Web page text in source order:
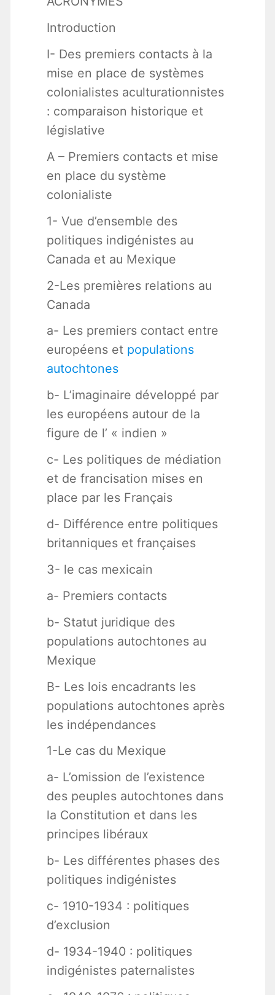
Introduction
I- Des premiers contacts à la
mise en place de systèmes
colonialistes aculturationnistes
: comparaison historique et
législative
A – Premiers contacts et mise
en place du système
colonialiste
1- Vue d’ensemble des
politiques indigénistes au
Canada et au Mexique
2-Les premières relations au
Canada
a- Les premiers contact entre
européens et populations
autochtones
b- L’imaginaire développé par
les européens autour de la
figure de l’ « indien »
c- Les politiques de médiation
et de francisation mises en
place par les Français
d- Différence entre politiques
britanniques et françaises
3- le cas mexicain
a- Premiers contacts
b- Statut juridique des
populations autochtones au
Mexique
B- Les lois encadrants les
populations autochtones après
les indépendances
1-Le cas du Mexique
a- L’omission de l’existence
des peuples autochtones dans
la Constitution et dans les
principes libéraux
b- Les différentes phases des
politiques indigénistes
c- 1910-1934 : politiques
d’exclusion
d- 1934-1940 : politiques
indigénistes paternalistes